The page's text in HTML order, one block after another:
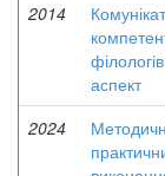
2014
аспект
2024